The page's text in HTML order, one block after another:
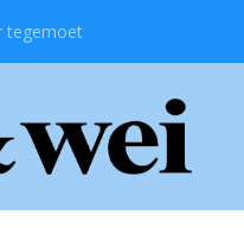
tegemoet